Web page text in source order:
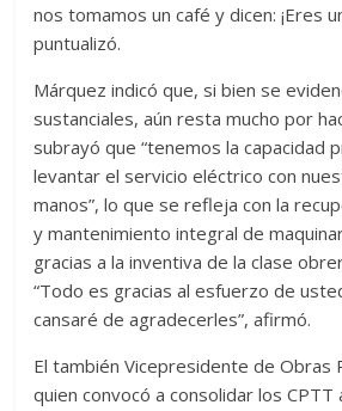
nos tomamos un café y dicen: ¡Eres
puntualizó.
Márquez indicó que, si bien se
sustanciales, aún resta mucho por
subrayó que “tenemos la capacidad
levantar el servicio eléctrico con
manos”, lo que se refleja con la
y mantenimiento integral de
gracias a la inventiva de la clase
“Todo es gracias al esfuerzo de
cansaré de agradecerles”, afirmó.
El también Vicepresidente de Obras
quien convocó a consolidar los CPTT